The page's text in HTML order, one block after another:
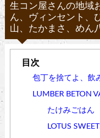
生コン屋さんの地域
ん、ヴィンセント、
山、たかまさ、めん
包丁を捨てよ、飲
LUMBER BETON
たけみごはん
LOTUS